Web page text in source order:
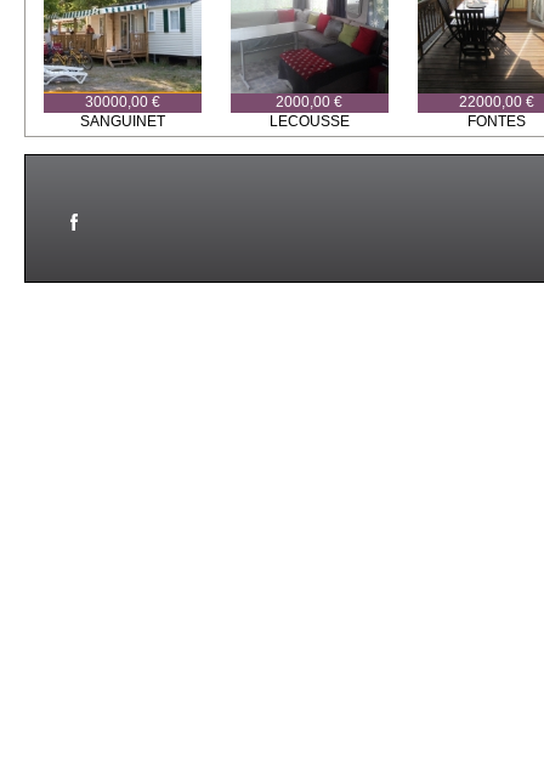
30000,00 €
SANGUINET
2000,00 €
LECOUSSE
22000,00 €
FONTES